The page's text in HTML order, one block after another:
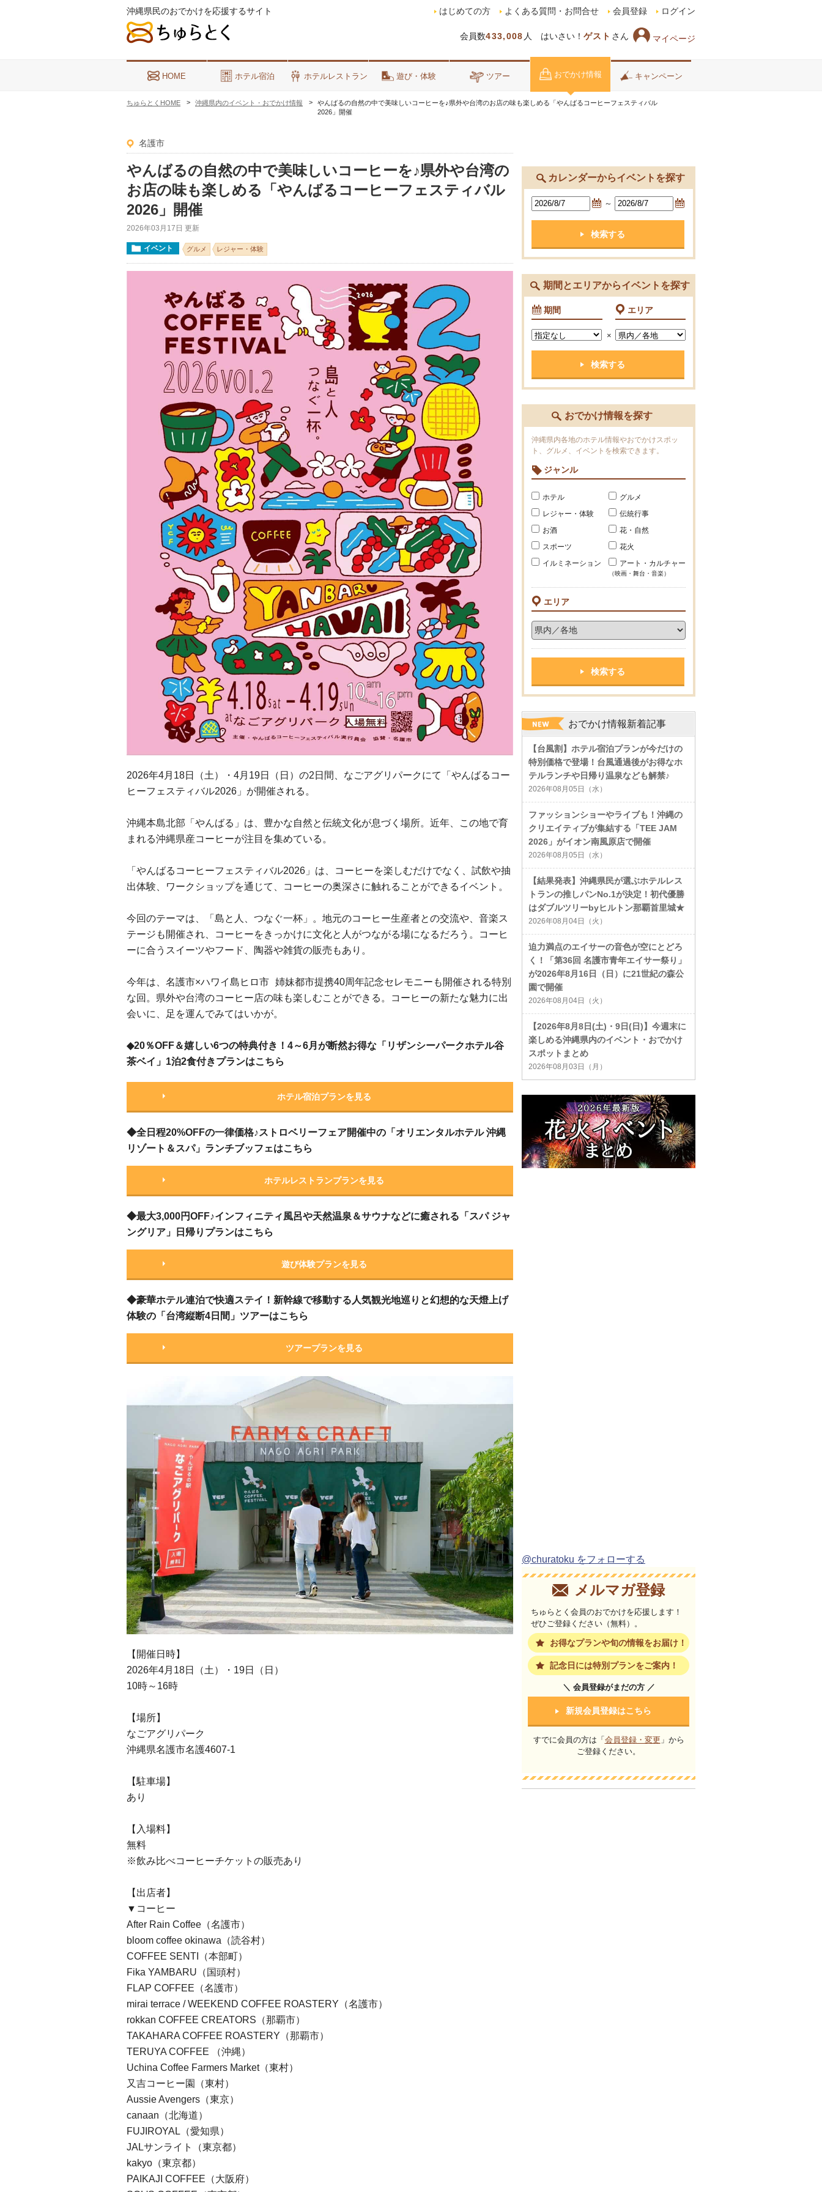
沖縄県民のおでかけを応援するサイト
会員数433,008 人 はいさい！ ゲスト さん マイページ
はじめての方 よくある質問・お問合せ 会員登録 ログイン
HOME ホテル宿泊 ホテルレストラン 遊び・体験 ツアー おでかけ情報 キャンペーン
ちゅらとくHOME 沖縄県内のイベント・おでかけ情報
やんばるの自然の中で美味しいコーヒーを♪県外や台湾のお店の味も楽しめる「やんばるコーヒーフェスティバル
2026」開催
カレンダーからイベントを探す
～
期間とエリアからイベントを探す
期間
×
エリア
おでかけ情報を探す
沖縄県内各地のホテル情報やおでかけスポッ
ト、グルメ、イベントを検索できます。
ジャンル
ホテル
グルメ
レジャー・体験
伝統行事
お酒
花・自然
スポーツ
花火
イルミネーション
アート・カルチャー
（映画・舞台・音楽）
エリア
おでかけ情報新着記事
【台風割】ホテル宿泊プランが今だけの
特別価格で登場！台風通過後がお得なホ
テルランチや日帰り温泉なども解禁♪
2026年08月05日（水）
ファッションショーやライブも！沖縄の
クリエイティブが集結する「TEE JAM
2026」がイオン南風原店で開催
2026年08月05日（水）
【結果発表】沖縄県民が選ぶホテルレス
トランの推しパンNo.1が決定！初代優勝
はダブルツリーbyヒルトン那覇首里城★
2026年08月04日（火）
迫力満点のエイサーの音色が空にとどろ
く！「第36回 名護市青年エイサー祭り」
が2026年8月16日（日）に21世紀の森公
園で開催
2026年08月04日（火）
【2026年8月8日(土)・9日(日)】今週末に
楽しめる沖縄県内のイベント・おでかけ
スポットまとめ
2026年08月03日（月）
@churatoku をフォローする
メルマガ登録
ちゅらとく会員のおでかけを応援します！
ぜひご登録ください（無料）。
お得なプランや旬の情報をお届け！
記念日には特別プランをご案内！
＼ 会員登録がまだの方 ／
新規会員登録はこちら
すでに会員の方は「 会員登録・変更 」から
ご登録ください。
名護市
やんばるの自然の中で美味しいコーヒーを♪県外や台湾の
お店の味も楽しめる「やんばるコーヒーフェスティバル
2026」開催
2026年03月17日 更新
イベント グルメ レジャー・体験
2026年4月18日（土）・4月19日（日）の2日間、なごアグリパークにて「やんばるコー
ヒーフェスティバル2026」が開催される。
沖縄本島北部「やんばる」は、豊かな自然と伝統文化が息づく場所。近年、この地で育
まれる沖縄県産コーヒーが注目を集めている。
「やんばるコーヒーフェスティバル2026」は、コーヒーを楽しむだけでなく、試飲や抽
出体験、ワークショップを通じて、コーヒーの奥深さに触れることができるイベント。
今回のテーマは、「島と人、つなぐ一杯」。地元のコーヒー生産者との交流や、音楽ス
テージも開催され、コーヒーをきっかけに文化と人がつながる場になるだろう。コーヒ
ーに合うスイーツやフード、陶器や雑貨の販売もあり。
今年は、名護市×ハワイ島ヒロ市 姉妹都市提携40周年記念セレモニーも開催される特別
な回。県外や台湾のコーヒー店の味も楽しむことができる。コーヒーの新たな魅力に出
会いに、足を運んでみてはいかが。
◆20％OFF＆嬉しい6つの特典付き！4～6月が断然お得な「リザンシーパークホテル谷
茶ベイ」1泊2食付きプランはこちら
ホテル宿泊プランを見る
◆全日程20%OFFの一律価格♪ストロベリーフェア開催中の「オリエンタルホテル 沖縄
リゾート＆スパ」ランチブッフェはこちら
ホテルレストランプランを見る
◆最大3,000円OFF♪インフィニティ風呂や天然温泉＆サウナなどに癒される「スパ ジャ
ングリア」日帰りプランはこちら
遊び体験プランを見る
◆豪華ホテル連泊で快適ステイ！新幹線で移動する人気観光地巡りと幻想的な天燈上げ
体験の「台湾縦断4日間」ツアーはこちら
ツアープランを見る
【開催日時】
2026年4月18日（土）・19日（日）
10時～16時
【場所】
なごアグリパーク
沖縄県名護市名護4607-1
【駐車場】
あり
【入場料】
無料
※飲み比べコーヒーチケットの販売あり
【出店者】
▼コーヒー
After Rain Coffee（名護市）
bloom coffee okinawa（読谷村）
COFFEE SENTI（本部町）
Fika YAMBARU（国頭村）
FLAP COFFEE（名護市）
mirai terrace / WEEKEND COFFEE ROASTERY（名護市）
rokkan COFFEE CREATORS（那覇市）
TAKAHARA COFFEE ROASTERY（那覇市）
TERUYA COFFEE （沖縄）
Uchina Coffee Farmers Market（東村）
又吉コーヒー園（東村）
Aussie Avengers（東京）
canaan（北海道）
FUJIROYAL（愛知県）
JALサンライト（東京都）
kakyo（東京都）
PAIKAJI COFFEE（大阪府）